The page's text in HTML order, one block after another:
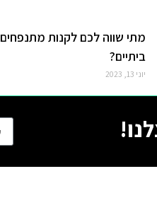
מתי שווה לכם לקנות מתנפחים
ביתיים?
יוני 13, 2023